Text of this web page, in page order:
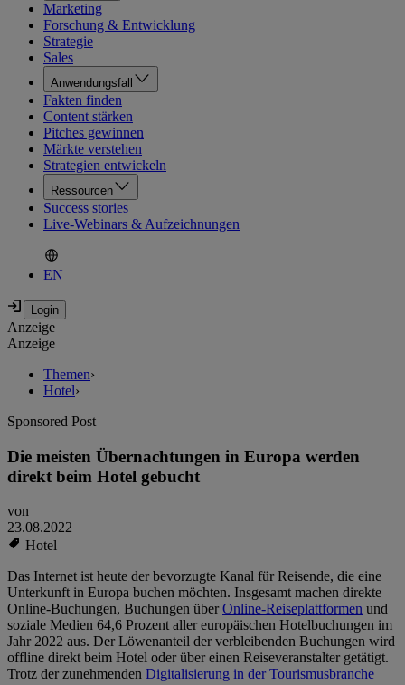
Marketing
Forschung & Entwicklung
Strategie
Sales
Anwendungsfall
Fakten finden
Content stärken
Pitches gewinnen
Märkte verstehen
Strategien entwickeln
Ressourcen
Success stories
Live-Webinars & Aufzeichnungen
EN
Anzeige
Anzeige
Themen›
Hotel›
Sponsored Post
Die meisten Übernachtungen in Europa werden
direkt beim Hotel gebucht
von
23.08.2022
Hotel
Das Internet ist heute der bevorzugte Kanal für Reisende, die eine
Unterkunft in Europa buchen möchten. Insgesamt machen direkte
Online-Buchungen, Buchungen überOnline-Reiseplattformen und
soziale Medien 64,6 Prozent aller europäischen Hotelbuchungen im
Jahr 2022 aus. Der Löwenanteil der verbleibenden Buchungen wird
offline direkt beim Hotel oder über einen Reiseveranstalter getätigt.
Trotz der zunehmenden Digitalisierung in der Tourismusbranche